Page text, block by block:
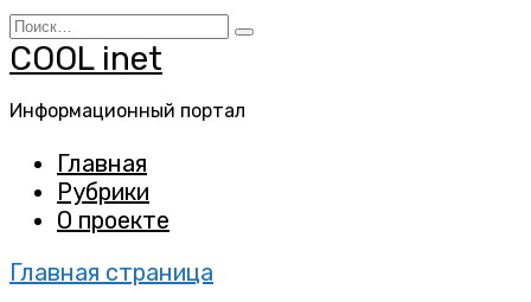
Перейти
к
содержанию
Search
for:
COOL inet
Информационный портал
Главная
Рубрики
О проекте
Главная страница